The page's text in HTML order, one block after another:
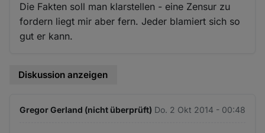
Die Fakten soll man klarstellen - eine Zensur zu
fordern liegt mir aber fern. Jeder blamiert sich so
gut er kann.
Diskussion anzeigen
Gregor Gerland (nicht überprüft) Do. 2 Okt 2014 - 00:48